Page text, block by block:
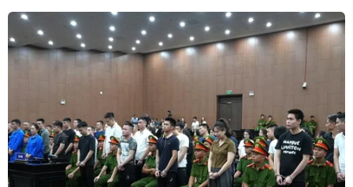
Ông Alexander Beglov, Thống đốc thành phố St. Petersburg,
tham quan gian hàng của Việt Nam tại triển lãm. (Ảnh: Duy
Trinh/TTXVN)
Ngày 26/5, tại Quảng trường Cung điện ở
St.Petersburg đã diễn ra lễ khai mạc Triển lãm
sách quốc tế St.Petersburg lần thứ XVI.